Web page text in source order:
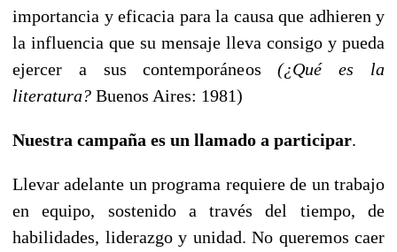
importancia y eficacia para la causa que adhieren y
la influencia que su mensaje lleva consigo y pueda
ejercer a sus contemporáneos(¿Qué es la
literatura? Buenos Aires: 1981)
Nuestra campaña es un llamado a participar.
Llevar adelante un programa requiere de un trabajo
en equipo, sostenido a través del tiempo, de
habilidades, liderazgo y unidad. No queremos caer